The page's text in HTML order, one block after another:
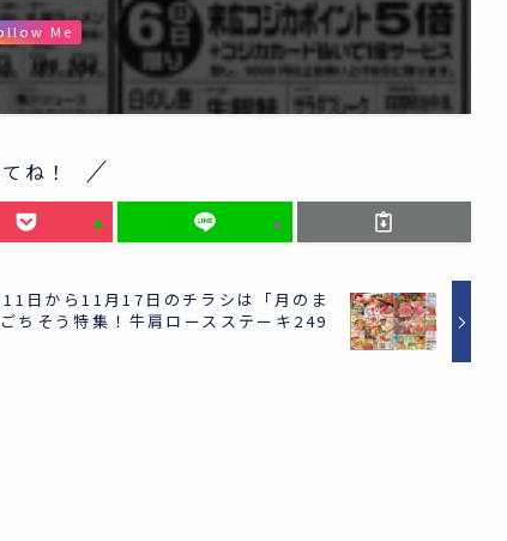
Me
ね！
日から11月17日のチラシは「月のま
ちそう特集！牛肩ロースステーキ249